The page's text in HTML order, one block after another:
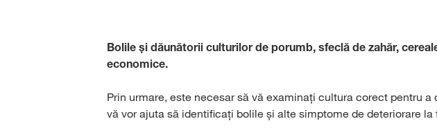
Bolile și dăunătorii culturilor de porumb, sfeclă de zahăr,
economice.
Prin urmare, este necesar să vă examinați cultura corect pentru
vă vor ajuta să identificați bolile și alte simptome de deteriorare